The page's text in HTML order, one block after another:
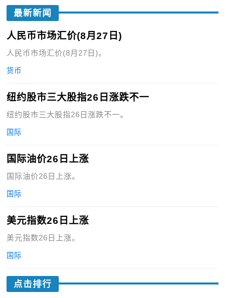
最新新闻
人民币市场汇价(8月27日)
人民币市场汇价(8月27日)。
货币
纽约股市三大股指26日涨跌不一
纽约股市三大股指26日涨跌不一。
国际
国际油价26日上涨
国际油价26日上涨。
国际
美元指数26日上涨
美元指数26日上涨。
国际
点击排行